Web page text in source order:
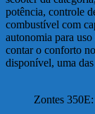
potência, controle
combustível com
autonomia para
contar o conforto
disponível, uma
Zontes